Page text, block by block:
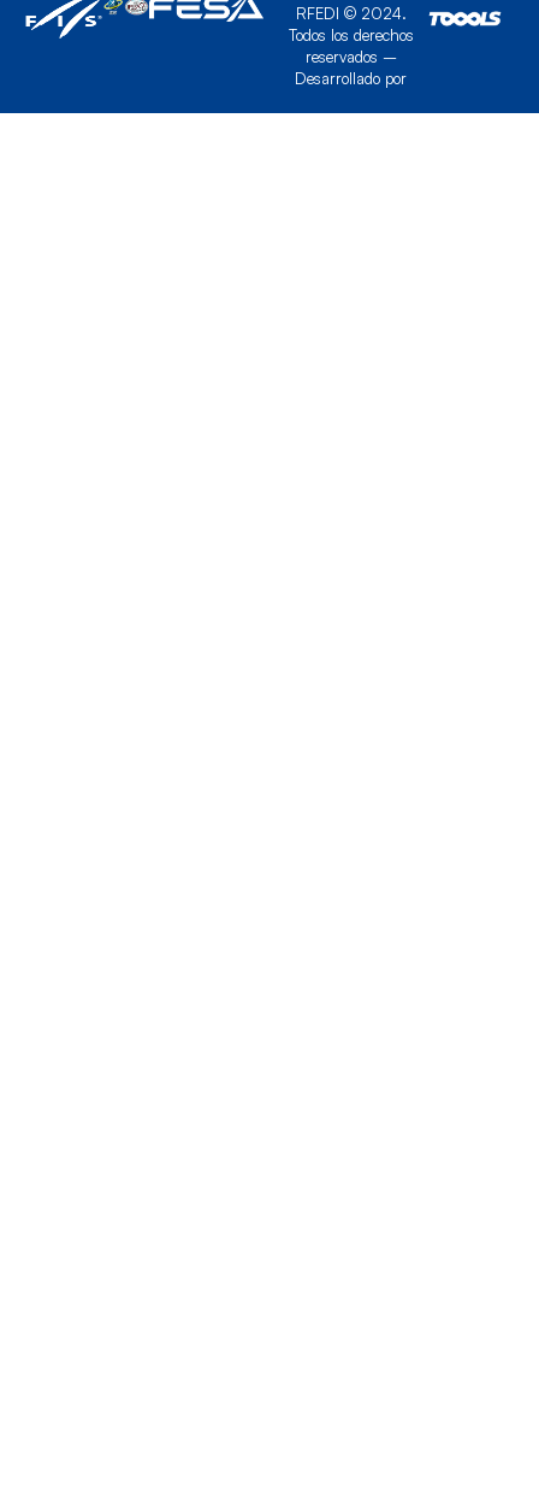
RFEDI © 2024.
Todos los derechos
reservados –
Desarrollado por